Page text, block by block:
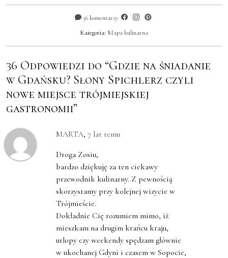
36 komentarzy
Kategoria: Mapa kulinarna
36 Odpowiedzi do “Gdzie na śniadanie
w Gdańsku? Słony Spichlerz czyli
nowe miejsce trójmiejskiej
gastronomii”
MARTA, 7 lat temu
Droga Zosiu,
bardzo dziękuję za ten ciekawy
przewodnik kulinarny. Z pewnością
skorzystamy przy kolejnej wizycie w
Trójmieście.
Dokładnie Cię rozumiem mimo, iż
mieszkam na drugim krańcu kraju,
urlopy czy weekendy spędzam głównie
w ukochanej Gdyni i czasem w Sopocie,